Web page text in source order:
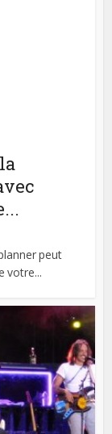
peut
votre...